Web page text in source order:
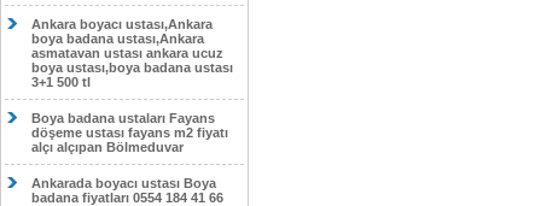
Ankara boyacı ustası,Ankara
boya badana ustası,Ankara
asmatavan ustası ankara ucuz
boya ustası,boya badana ustası
3+1 500 tl
Boya badana ustaları Fayans
döşeme ustası fayans m2 fiyatı
alçı alçıpan Bölmeduvar
Ankarada boyacı ustası Boya
badana fiyatları 0554 184 41 66